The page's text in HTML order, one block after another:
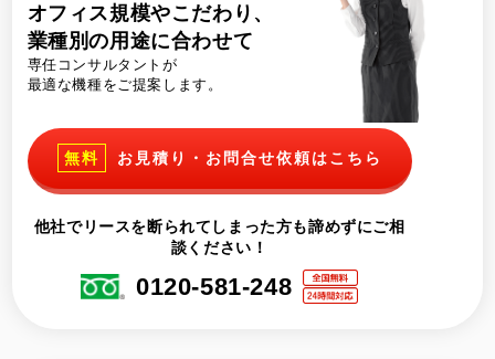
オフィス規模やこだわり、
業種別の用途に合わせて
専任コンサルタントが
最適な機種をご提案します。
無料 お見積り・お問合せ依頼はこちら
他社でリースを断られてしまった方も諦めずにご相
談ください！
0120-581-248